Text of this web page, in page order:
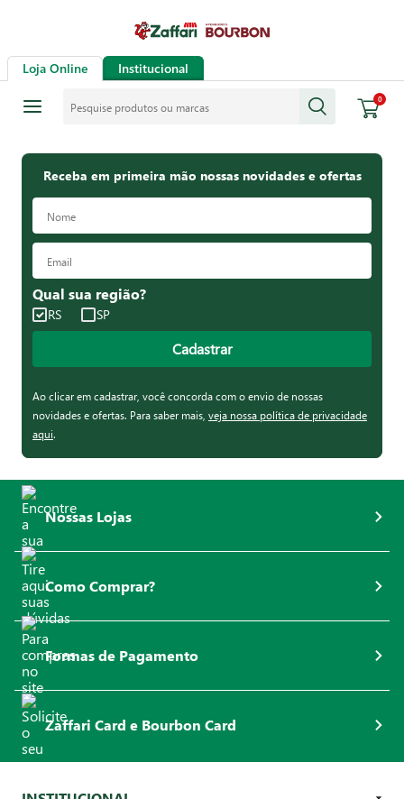
Loja Online Institucional
0
Receba em primeira mão nossas novidades e ofertas
Qual sua região?
RS SP
Cadastrar
Ao clicar em cadastrar, você concorda com o envio de nossas
novidades e ofertas. Para saber mais, veja nossa política de privacidade
aqui.
Nossas Lojas
Como Comprar?
Formas de Pagamento
Zaffari Card e Bourbon Card